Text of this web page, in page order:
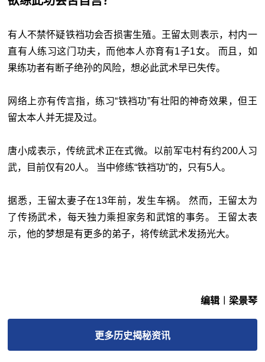
有人不禁怀疑铁裆功会否损害生殖。王留太则表示，村内一
直有人练习这门功夫，而他本人亦育有1子1女。 而且，如
果练功者有断子绝孙的风险，想必此武术早已失传。
网络上亦有传言指，练习“铁裆功”有壮阳的神奇效果，但王
留太本人并无提及过。
唐小成表示，传统武术正在式微。以前军屯村有约200人习
武，目前仅有20人。 当中修练“铁裆功”的，只有5人。
据悉，王留太妻子在13年前，发生车祸。 然而，王留太为
了传扬武术，每天独力乘担家务和武馆的事务。 王留太表
示，他的梦想是有更多的弟子，将传统武术发扬光大。
编辑︱梁景琴
更多历史揭秘资讯